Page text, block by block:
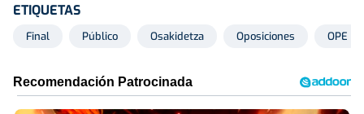
ETIQUETAS
Final Público Osakidetza Oposiciones OPE